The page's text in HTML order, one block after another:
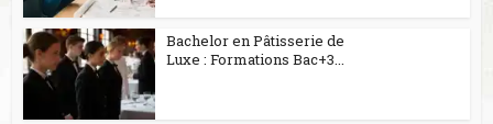
Bachelor en Pâtisserie de
Luxe : Formations Bac+3...